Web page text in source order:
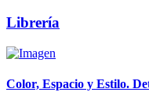
Librería
Color, Espacio y Estilo.